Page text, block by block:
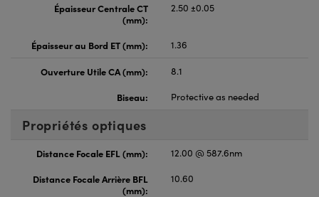
Épaisseur Centrale CT
(mm):
2.50 ±0.05
Épaisseur au Bord ET (mm): 1.36
Ouverture Utile CA (mm):
8.1
Biseau:
Protective as needed
Propriétés optiques
Distance Focale EFL (mm):
12.00 @ 587.6nm
Distance Focale Arrière BFL
(mm):
10.60